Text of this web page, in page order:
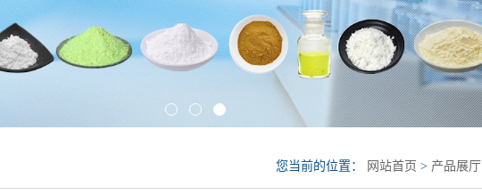
您当前的位置： 网站首页 > 产品展厅